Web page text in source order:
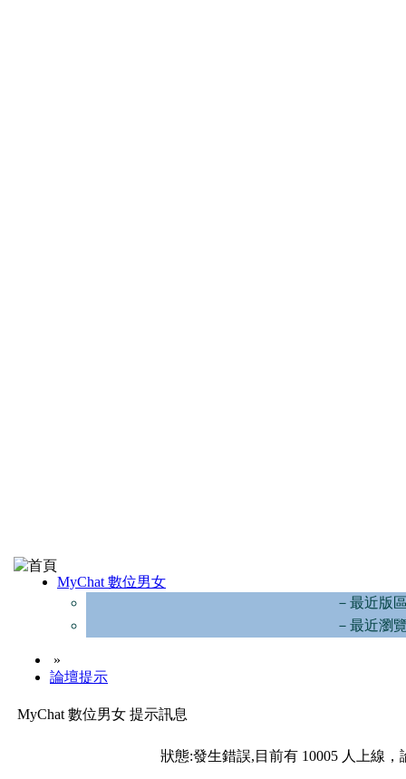
MyChat 數位男女
－最近版
－最近瀏
»
論壇提示
MyChat 數位男女 提示訊息
狀態:發生錯誤,目前有 10005 人上線